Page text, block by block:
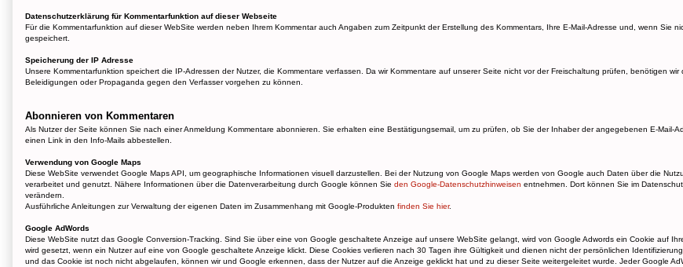
Datenschutzerklärung für Kommentarfunktion auf dieser Webseite
Für die Kommentarfunktion auf dieser WebSite werden neben Ihrem Kommentar auch Angaben zum Zeitpunkt der Erstellung des Kommentars, Ihre E-Mail-Adresse und, wenn Sie
gespeichert.
Speicherung der IP Adresse
Unsere Kommentarfunktion speichert die IP-Adressen der Nutzer, die Kommentare verfassen. Da wir Kommentare auf unserer Seite nicht vor der Freischaltung prüfen, benötigen
Beleidigungen oder Propaganda gegen den Verfasser vorgehen zu können.
Abonnieren von Kommentaren
Als Nutzer der Seite können Sie nach einer Anmeldung Kommentare abonnieren. Sie erhalten eine Bestätigungsemail, um zu prüfen, ob Sie der Inhaber der angegebenen E-Mail-
einen Link in den Info-Mails abbestellen.
Verwendung von Google Maps
Diese WebSite verwendet Google Maps API, um geographische Informationen visuell darzustellen. Bei der Nutzung von Google Maps werden von Google auch Daten über die
verarbeitet und genutzt. Nähere Informationen über die Datenverarbeitung durch Google können Sie den Google-Datenschutzhinweisen entnehmen. Dort können Sie im
verändern.
Ausführliche Anleitungen zur Verwaltung der eigenen Daten im Zusammenhang mit Google-Produkten finden Sie hier.
Google AdWords
Diese WebSite nutzt das Google Conversion-Tracking. Sind Sie über eine von Google geschaltete Anzeige auf unsere WebSite gelangt, wird von Google Adwords ein Cookie auf
wird gesetzt, wenn ein Nutzer auf eine von Google geschaltete Anzeige klickt. Diese Cookies verlieren nach 30 Tagen ihre Gültigkeit und dienen nicht der persönlichen
und das Cookie ist noch nicht abgelaufen, können wir und Google erkennen, dass der Nutzer auf die Anzeige geklickt hat und zu dieser Seite weitergeleitet wurde. Jeder Google